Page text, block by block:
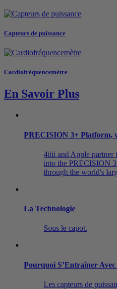
Capteurs de puissance
Cardiofréquencemètre
En Savoir Plus
PRECISION 3+ Platform,
4iiii and Apple partner
into the PRECISION
through the world's
La Technologie
Sous le capot.
Pourquoi S’Entraîner Avec
Les capteurs de